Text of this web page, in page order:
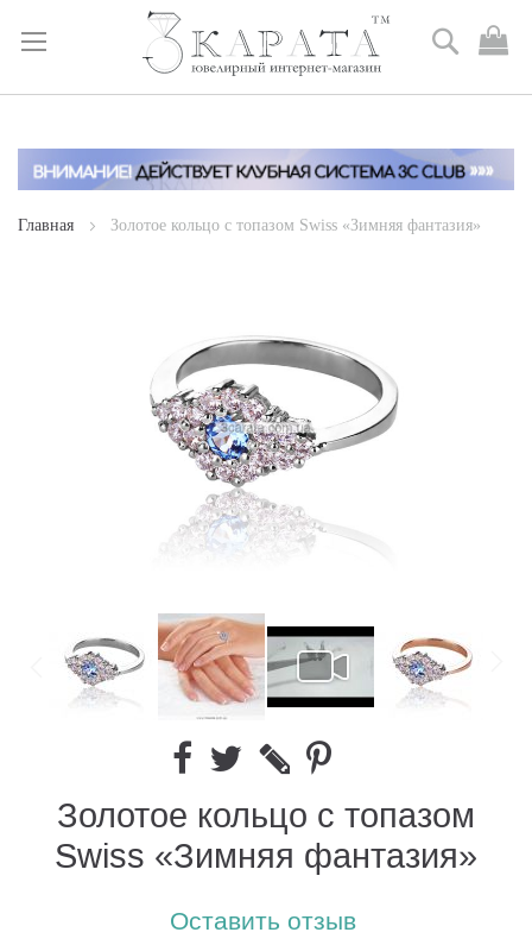
Skip
Content
Поиск
Главная Золотое кольцо с топазом Swiss «Зимняя фантазия»
Золотое кольцо с топазом
Swiss «Зимняя фантазия»
Оставить отзыв